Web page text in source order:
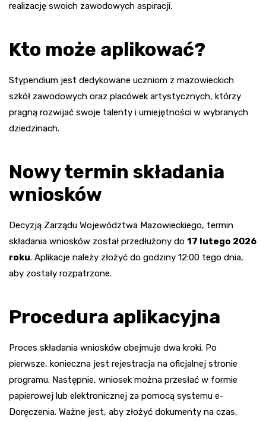
realizację swoich zawodowych aspiracji.
Kto może aplikować?
Stypendium jest dedykowane uczniom z mazowieckich
szkół zawodowych oraz placówek artystycznych, którzy
pragną rozwijać swoje talenty i umiejętności w wybranych
dziedzinach.
Nowy termin składania
wniosków
Decyzją Zarządu Województwa Mazowieckiego, termin
składania wniosków został przedłużony do 17 lutego 2026
roku. Aplikacje należy złożyć do godziny 12:00 tego dnia,
aby zostały rozpatrzone.
Procedura aplikacyjna
Proces składania wniosków obejmuje dwa kroki. Po
pierwsze, konieczna jest rejestracja na oficjalnej stronie
programu. Następnie, wniosek można przesłać w formie
papierowej lub elektronicznej za pomocą systemu e-
Doręczenia. Ważne jest, aby złożyć dokumenty na czas,